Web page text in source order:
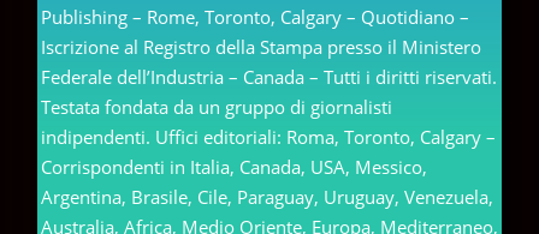
Publishing – Rome, Toronto, Calgary – Quotidiano –
Iscrizione al Registro della Stampa presso il Ministero
Federale dell’Industria – Canada – Tutti i diritti riservati.
Testata fondata da un gruppo di giornalisti
indipendenti. Uffici editoriali: Roma, Toronto, Calgary –
Corrispondenti in Italia, Canada, USA, Messico,
Argentina, Brasile, Cile, Paraguay, Uruguay, Venezuela,
Australia, Africa, Medio Oriente, Europa, Mediterraneo,